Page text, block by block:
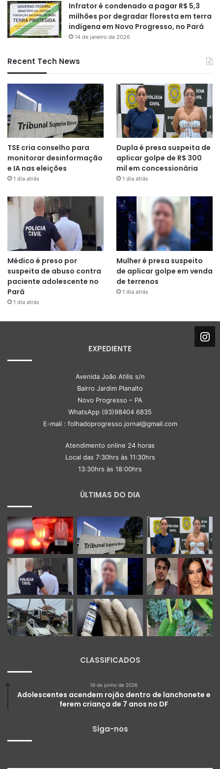
Infrator é condenado a pagar R$ 5,3
milhões por degradar floresta em terra
indígena em Novo Progresso, no Pará
14 de janeiro de 2026
Recent Tech News
TSE cria conselho para
monitorar desinformação
e IA nas eleições
1 dia atrás
Dupla é presa suspeita de
aplicar golpe de R$ 300
mil em concessionária
1 dia atrás
Médico é preso por
suspeita de abuso contra
paciente adolescente no
Pará
1 dia atrás
Mulher é presa suspeito
de aplicar golpe em venda
de terrenos
1 dia atrás
EXPEDIENTE
Avenida João Atilis s/n
Bairro Jardim Planalto
Novo Progresso – PA
WhatsApp (93)98404 6835
E-mail : folhadoprogresso.jornal@gmail.com
Atendimento online 24 horas
Local das 7:30hrs às 11:30hrs
13:30hrs às 18:00hrs
ÚLTIMAS DO DIA
CLASSIFICADOS
16 de junho de 2026
Adolescentes acendem rojão dentro de lanchonete e
ferem criança de 7 anos no DF
Siga-nos